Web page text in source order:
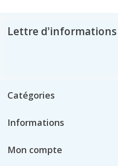
Lettre d'informations
Catégories
Informations
Mon compte